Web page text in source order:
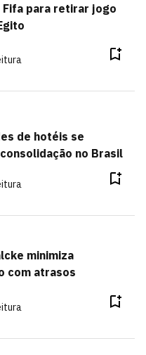
Fifa para retirar jogo
de hotéis se
no Brasil
minimiza
com atrasos